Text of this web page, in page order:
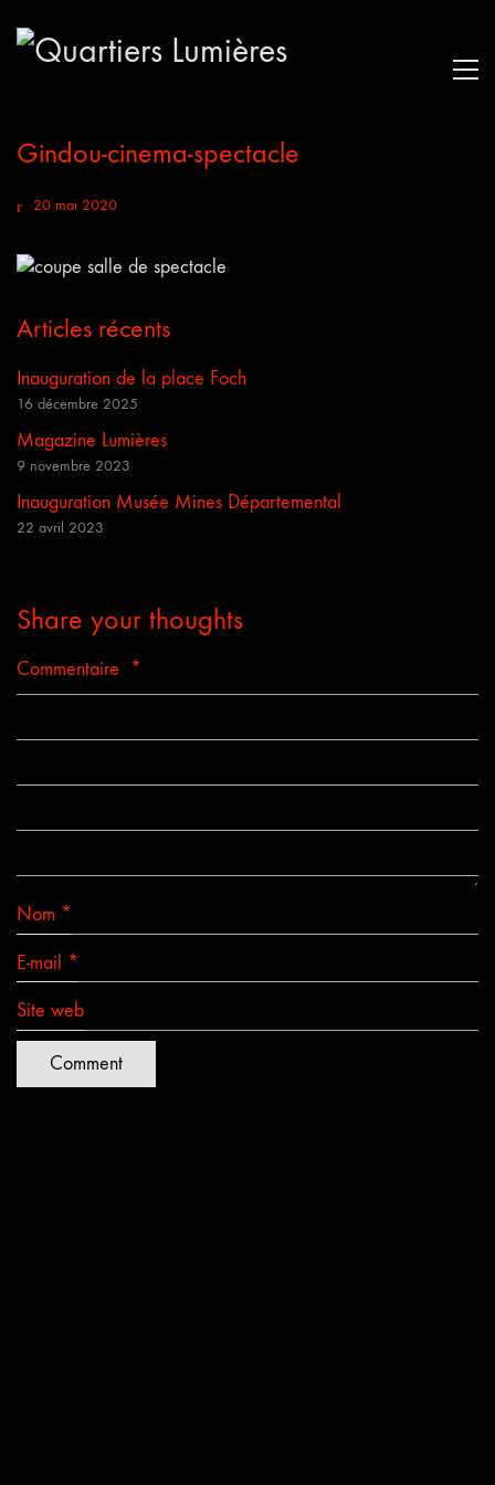
Gindou-cinema-spectacle
20 mai 2020
Articles récents
Inauguration de la place Foch
16 décembre 2025
Magazine Lumières
9 novembre 2023
Inauguration Musée Mines Départemental
22 avril 2023
Share your thoughts
Commentaire *
Nom *
E-mail *
Site web